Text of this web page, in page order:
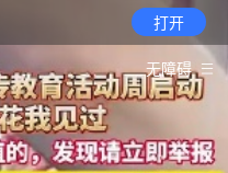
打开
无障碍